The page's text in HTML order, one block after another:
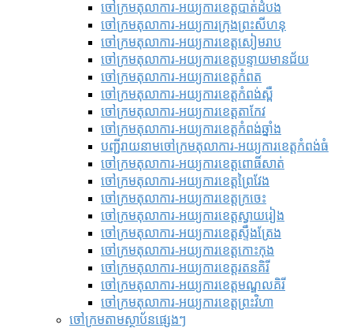
ចៅក្រមតុលាការ-អយ្យការខេត្តបាត់ដំបង
ចៅក្រមតុលាការ-អយ្យការ​ក្រុងព្រះសីហនុ
ចៅក្រមតុលាការ-អយ្យការខេត្តសៀមរាប
ចៅក្រមតុលាការ-អយ្យការខេត្តបន្ទាយមានជ័យ
ចៅក្រមតុលាការ-អយ្យការខេត្តកំពត
ចៅក្រមតុលាការ-អយ្យការខេត្តកំពង់ស្ពឺ
ចៅក្រមតុលាការ-អយ្យការខេត្តតាកែវ
ចៅក្រមតុលាការ-អយ្យការខេត្តកំពង់ឆ្នាំង
បញ្ជីរាយនាមចៅក្រមតុលាការ-អយ្យការខេត្តកំពង់ធំ
ចៅក្រមតុលាការ-អយ្យការខេត្តពោធិ៍សាត់
ចៅក្រមតុលាការ-អយ្យការខេត្តព្រៃវែង
ចៅក្រមតុលាការ-អយ្យការខេត្តក្រចេះ
ចៅក្រមតុលាការ-អយ្យការខេត្តស្វាយរៀង
ចៅក្រមតុលាការ-អយ្យការខេត្តស្ទឹងត្រែង
ចៅក្រមតុលាការ-អយ្យការខេត្តកោះកុង
ចៅក្រមតុលាការ-អយ្យការខេត្តរតនគិរី
ចៅក្រមតុលាការ-អយ្យការខេត្តមណ្ឌលគិរី
ចៅក្រមតុលាការ-អយ្យការខេត្តព្រះវិហា
ចៅក្រមតាមស្ថាប័នផ្សេងៗ